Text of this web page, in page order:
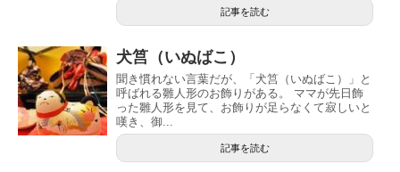
記事を読む
犬筥（いぬばこ）
聞き慣れない言葉だが、「犬筥（いぬばこ）」と
呼ばれる雛人形のお飾りがある。 ママが先日飾
った雛人形を見て、お飾りが足らなくて寂しいと
嘆き、御...
記事を読む